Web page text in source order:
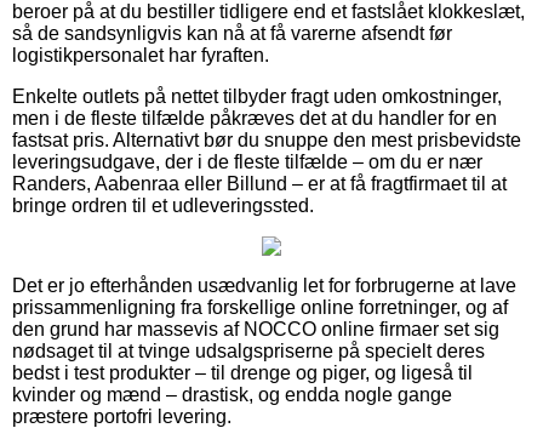
beroer på at du bestiller tidligere end et fastslået klokkeslæt,
så de sandsynligvis kan nå at få varerne afsendt før
logistikpersonalet har fyraften.
Enkelte outlets på nettet tilbyder fragt uden omkostninger,
men i de fleste tilfælde påkræves det at du handler for en
fastsat pris. Alternativt bør du snuppe den mest prisbevidste
leveringsudgave, der i de fleste tilfælde – om du er nær
Randers, Aabenraa eller Billund – er at få fragtfirmaet til at
bringe ordren til et udleveringssted.
Det er jo efterhånden usædvanlig let for forbrugerne at lave
prissammenligning fra forskellige online forretninger, og af
den grund har massevis af NOCCO online firmaer set sig
nødsaget til at tvinge udsalgspriserne på specielt deres
bedst i test produkter – til drenge og piger, og ligeså til
kvinder og mænd – drastisk, og endda nogle gange
præstere portofri levering.